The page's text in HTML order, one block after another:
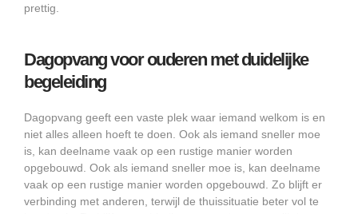
prettig.
Dagopvang voor ouderen met duidelijke
begeleiding
Dagopvang geeft een vaste plek waar iemand welkom is en
niet alles alleen hoeft te doen. Ook als iemand sneller moe
is, kan deelname vaak op een rustige manier worden
opgebouwd. Ook als iemand sneller moe is, kan deelname
vaak op een rustige manier worden opgebouwd. Zo blijft er
verbinding met anderen, terwijl de thuissituatie beter vol te